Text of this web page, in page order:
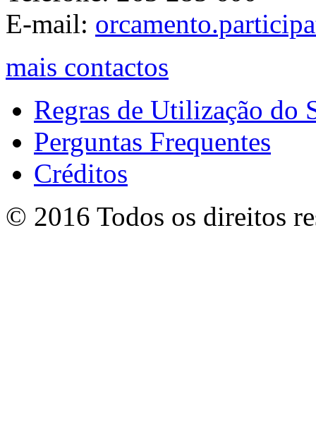
E-mail:
mais contactos
Regras de Utilização do
Perguntas Frequentes
Créditos
© 2016 Todos os direitos